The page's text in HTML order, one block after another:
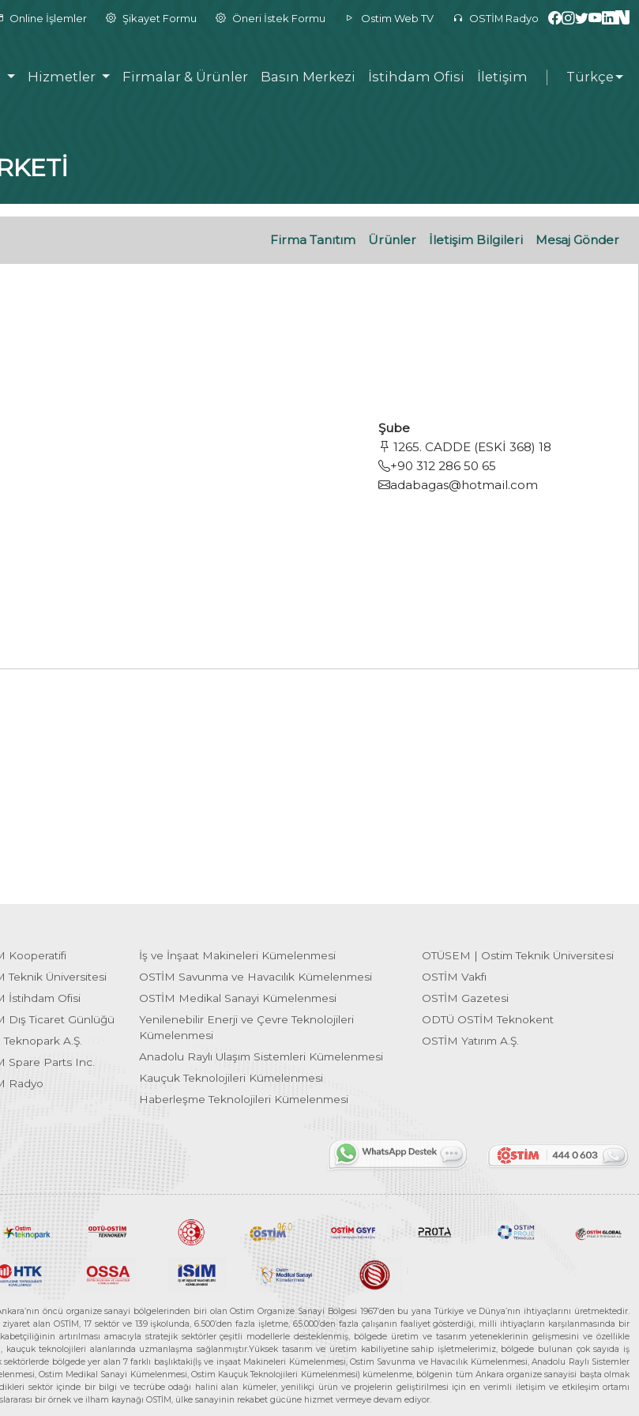
Online İşlemler Şikayet Formu Öneri İstek Formu Ostim Web TV OSTİM Radyo
Hizmetler Firmalar & Ürünler Basın Merkezi İstihdam Ofisi İletişim Türkçe
Firma Tanıtım Ürünler İletişim Bilgileri Mesaj Gönder
Şube
1265. CADDE (ESKİ 368) 18
+90 312 286 50 65
adabagas@hotmail.com
Kooperatifi
Teknik Üniversitesi
İstihdam Ofisi
Dış Ticaret Günlüğü
A.Ş.
Spare Parts Inc.
Radyo
İş ve İnşaat Makineleri Kümelenmesi
OSTİM Savunma ve Havacılık Kümelenmesi
OSTİM Medikal Sanayi Kümelenmesi
Yenilenebilir Enerji ve Çevre Teknolojileri
Kümelenmesi
Anadolu Raylı Ulaşım Sistemleri Kümelenmesi
Kauçuk Teknolojileri Kümelenmesi
Haberleşme Teknolojileri Kümelenmesi
OTÜSEM | Ostim Teknik Üniversitesi
OSTİM Vakfı
OSTİM Gazetesi
ODTÜ OSTİM Teknokent
OSTİM Yatırım A.Ş.
öncü organize sanayi bölgelerinden biri olan Ostim Organize Sanayi Bölgesi 1967’den bu yana Türkiye ve Dünya’nın ihtiyaçlarını üretmektedir.
alan OSTİM, 17 sektör ve 139 işkolunda, 6.500’den fazla işletme, 65.000’den fazla çalışanın faaliyet gösterdiği, milli ihtiyaçların karşılanmasında bir
artırılması amacıyla stratejik sektörler çeşitli modellerle desteklenmiş, bölgede üretim ve tasarım yeteneklerinin gelişmesini ve özellikle
teknolojileri alanlarında uzmanlaşma sağlanmıştır.Yüksek tasarım ve üretim kabiliyetine sahip işletmelerimiz, bölgede bulunan çok sayıda iş
bölgede yer alan 7 farklı başlıktaki(İş ve inşaat Makineleri Kümelenmesi, Ostim Savunma ve Havacılık Kümelenmesi, Anadolu Raylı Sistemler
Ostim Medikal Sanayi Kümelenmesi, Ostim Kauçuk Teknolojileri Kümelenmesi) kümelenme, bölgenin tüm Ankara organize sanayisi başta olmak
sektör içinde bir bilgi ve tecrübe odağı halini alan kümeler, yenilikçi ürün ve projelerin geliştirilmesi için en verimli iletişim ve etkileşim ortamı
bir örnek ve ilham kaynağı OSTİM, ülke sanayinin rekabet gücüne hizmet vermeye devam ediyor.